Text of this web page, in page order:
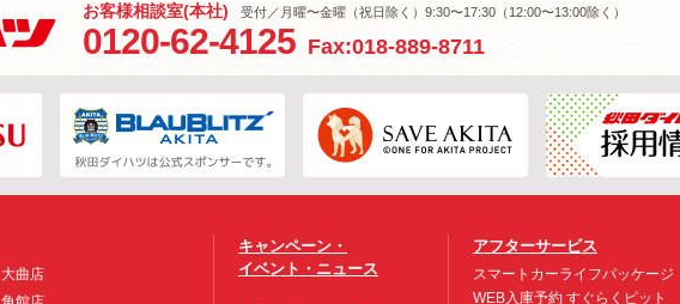
お客様相談室(本社) 受付／月曜〜金曜（祝日除く）9:30〜17:30（12:00〜13:00除く）
0120-62-4125 Fax:018-889-8711
大曲店
キャンペーン・
イベント・ニュース
アフターサービス
スマートカーライフパッケージ
WEB入庫予約 すぐらくピット